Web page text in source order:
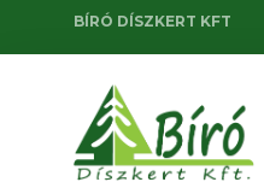
BÍRÓ DÍSZKERT KFT